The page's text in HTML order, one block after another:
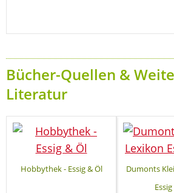
Bücher-Quellen &
Literatur
Hobbythek - Essig & Öl
Dumonts